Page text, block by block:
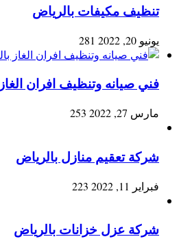
تنظيف مكيفات بالرياض
يونيو 20, 2022 281
فني صيانه وتنظيف افران
مارس 27, 2022 253
شركة تعقيم منازل بالرياض
فبراير 11, 2022 223
شركة عزل خزانات بالرياض